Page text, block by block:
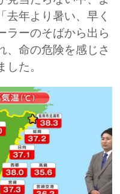
去年より暑い、早く
ラーのそばから出ら
、命の危険を感じさ
た。